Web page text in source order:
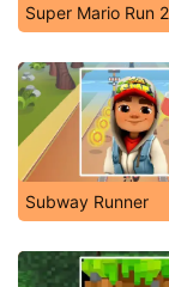
Super Mario Run 2
Subway Runner